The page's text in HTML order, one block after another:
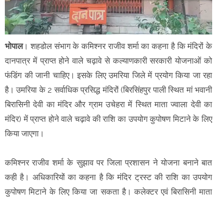
भोपाल। शहडोल संभाग के कमिश्नर राजीव शर्मा का कहना है कि मंदिरों के
दानपात्र में प्राप्त होने वाले चढ़ावे से कल्याणकारी सरकारी योजनाओं को
फंडिंग की जानी चाहिए। इसके लिए उमरिया जिले में प्रयोग किया जा रहा
है। उमरिया के 2 सर्वाधिक प्रसिद्ध मंदिरों (बिरसिंहपुर पाली स्थित मां भवानी
बिरासिनी देवी का मंदिर और ग्राम उचेहरा में स्थित माता ज्वाला देवी का
मंदिर) में प्राप्त होने वाले चढ़ावे की राशि का उपयोग कुपोषण मिटाने के लिए
किया जाएगा।
कमिश्नर राजीव शर्मा के सुझाव पर जिला प्रशासन ने योजना बनाने बात
कही है। अधिकारियों का कहना है कि मंदिर ट्रस्ट की राशि का उपयोग
कुपोषण मिटाने के लिए किया जा सकता है। कलेक्टर एवं बिरासिनी माता